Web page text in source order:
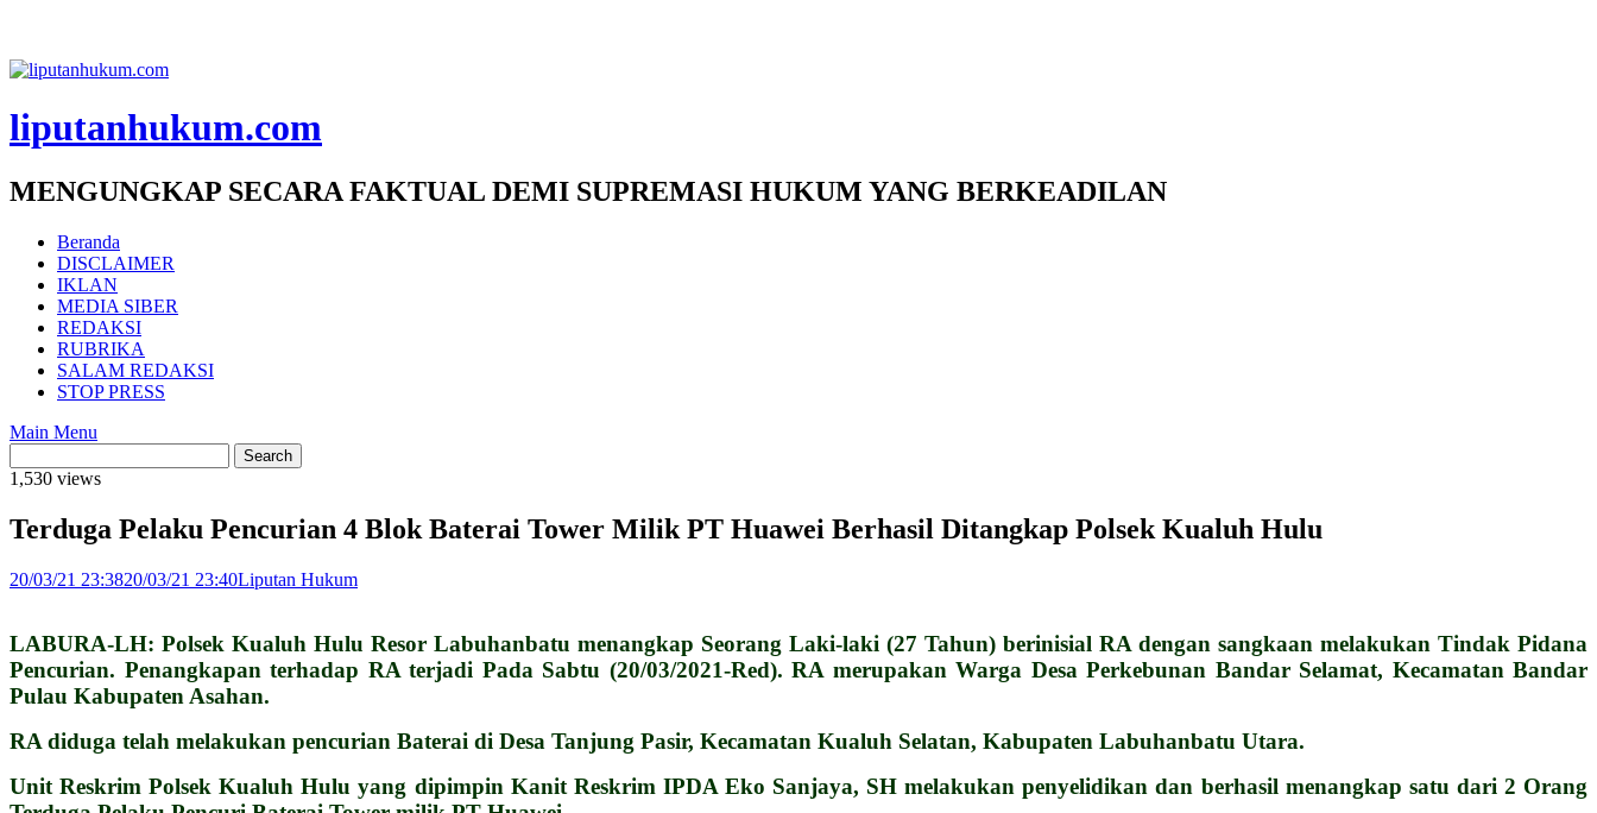
liputanhukum.com
MENGUNGKAP SECARA FAKTUAL DEMI SUPREMASI HUKUM YANG BERKEADILAN
Beranda
DISCLAIMER
IKLAN
MEDIA SIBER
REDAKSI
RUBRIKA
SALAM REDAKSI
STOP PRESS
Main Menu
1,530 views
Terduga Pelaku Pencurian 4 Blok Baterai Tower Milik PT Huawei Berhasil Ditangkap Polsek Kualuh Hulu
20/03/21 23:3820/03/21 23:40Liputan Hukum
LABURA-LH: Polsek Kualuh Hulu Resor Labuhanbatu menangkap Seorang Laki-laki (27 Tahun) berinisial RA dengan sangkaan melakukan Tindak Pidana
Pencurian. Penangkapan terhadap RA terjadi Pada Sabtu (20/03/2021-Red). RA merupakan Warga Desa Perkebunan Bandar Selamat, Kecamatan Bandar
Pulau Kabupaten Asahan.
RA diduga telah melakukan pencurian Baterai di Desa Tanjung Pasir, Kecamatan Kualuh Selatan, Kabupaten Labuhanbatu Utara.
Unit Reskrim Polsek Kualuh Hulu yang dipimpin Kanit Reskrim IPDA Eko Sanjaya, SH melakukan penyelidikan dan berhasil menangkap satu dari 2 Orang